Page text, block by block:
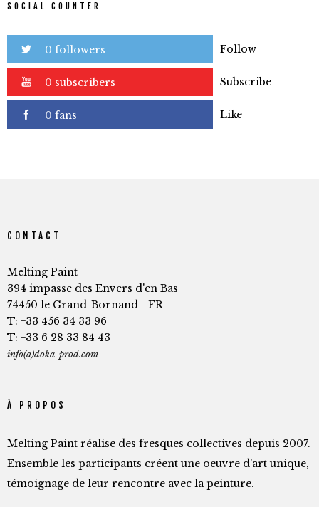
SOCIAL COUNTER
0 followers Follow
0 subscribers Subscribe
0 fans Like
CONTACT
Melting Paint
394 impasse des Envers d'en Bas
74450 le Grand-Bornand - FR
T: +33 456 34 33 96
T: +33 6 28 33 84 43
info(a)doka-prod.com
À PROPOS
Melting Paint réalise des fresques collectives depuis 2007.
Ensemble les participants créent une oeuvre d'art unique,
témoignage de leur rencontre avec la peinture.